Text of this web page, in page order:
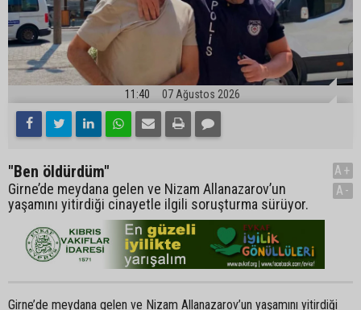
11:40 07 Ağustos 2026
"Ben öldürdüm"
Girne’de meydana gelen ve Nizam Allanazarov’un
yaşamını yitirdiği cinayetle ilgili soruşturma sürüyor.
A+
A-
Girne’de meydana gelen ve Nizam Allanazarov’un yaşamını yitirdiği